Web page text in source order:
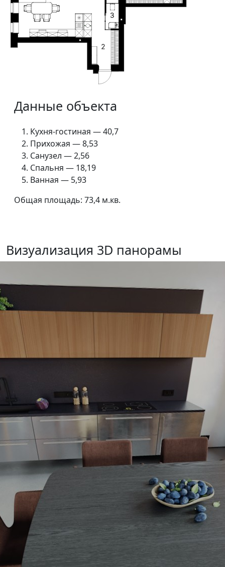
Данные объекта
Кухня-гостиная — 40,7
Прихожая — 8,53
Санузел — 2,56
Спальня — 18,19
Ванная — 5,93
Общая площадь: 73,4 м.кв.
Визуализация 3D панорамы